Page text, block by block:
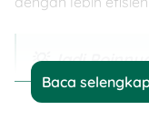
💡 Jadi
Hemat
Baca